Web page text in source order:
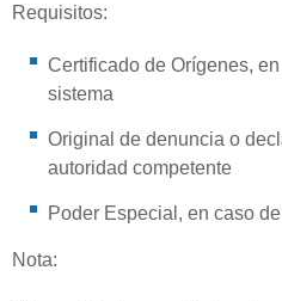
Requisitos:
Certificado de Orígenes,
sistema
Original de denuncia o
autoridad competente
Poder Especial, en caso
Nota: